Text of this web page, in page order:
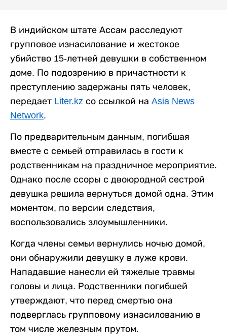
В индийском штате Ассам расследуют
групповое изнасилование и жестокое
убийство 15-летней девушки в собственном
доме. По подозрению в причастности к
преступлению задержаны пять человек,
передает Liter.kz со ссылкой на Asia News
Network.
По предварительным данным, погибшая
вместе с семьей отправилась в гости к
родственникам на праздничное мероприятие.
Однако после ссоры с двоюродной сестрой
девушка решила вернуться домой одна. Этим
моментом, по версии следствия,
воспользовались злоумышленники.
Когда члены семьи вернулись ночью домой,
они обнаружили девушку в луже крови.
Нападавшие нанесли ей тяжелые травмы
головы и лица. Родственники погибшей
утверждают, что перед смертью она
подверглась групповому изнасилованию в
том числе железным прутом.